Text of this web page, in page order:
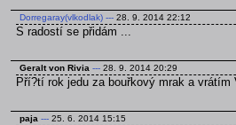
Dorregaray(vlkodlak) --- 28. 9. 2014 22:12
S radostí se přidám ...
Geralt von Rivia --- 28. 9. 2014 20:29
Pří?tí rok jedu za bouřkový mrak a
paja --- 25. 6. 2014 15:15